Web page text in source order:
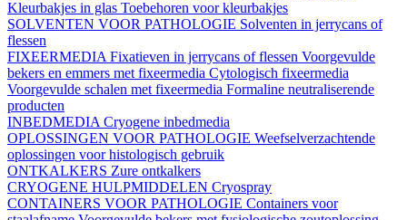
Kleurbakjes in glas Toebehoren voor kleurbakjes
SOLVENTEN VOOR PATHOLOGIE Solventen in jerrycans of
flessen
FIXEERMEDIA Fixatieven in jerrycans of flessen Voorgevulde
bekers en emmers met fixeermedia Cytologisch fixeermedia
Voorgevulde schalen met fixeermedia Formaline neutraliserende
producten
INBEDMEDIA Cryogene inbedmedia
OPLOSSINGEN VOOR PATHOLOGIE Weefselverzachtende
oplossingen voor histologisch gebruik
ONTKALKERS Zure ontkalkers
CRYOGENE HULPMIDDELEN Cryospray
CONTAINERS VOOR PATHOLOGIE Containers voor